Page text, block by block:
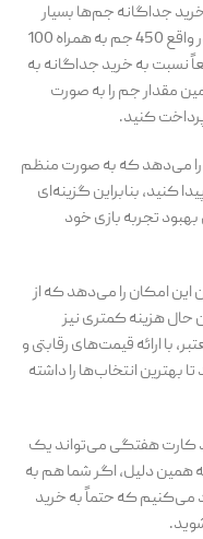
جداگانه جم‌ها بسیار
مناسب‌تر است. با خرید کارت هفتگی، شما در واقع 450 جم به همراه 100
نسبت به خرید جداگانه به
مقدار جم را به صورت
کنید.
را می‌دهد که به صورت منظم
کنید، بنابراین گزینه‌ای
تجربه بازی خود
این امکان را می‌دهد که از
حال هزینه کمتری نیز
با ارائه قیمت‌های رقابتی و
انتخاب‌ها را داشته
کارت هفتگی می‌تواند یک
همین دلیل، اگر شما هم به
می‌کنیم که حتماً به خرید